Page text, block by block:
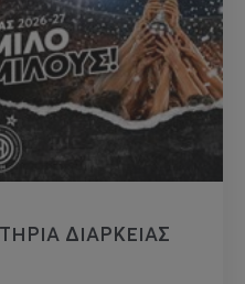
ΔΙΑΡΚΕΙΑΣ